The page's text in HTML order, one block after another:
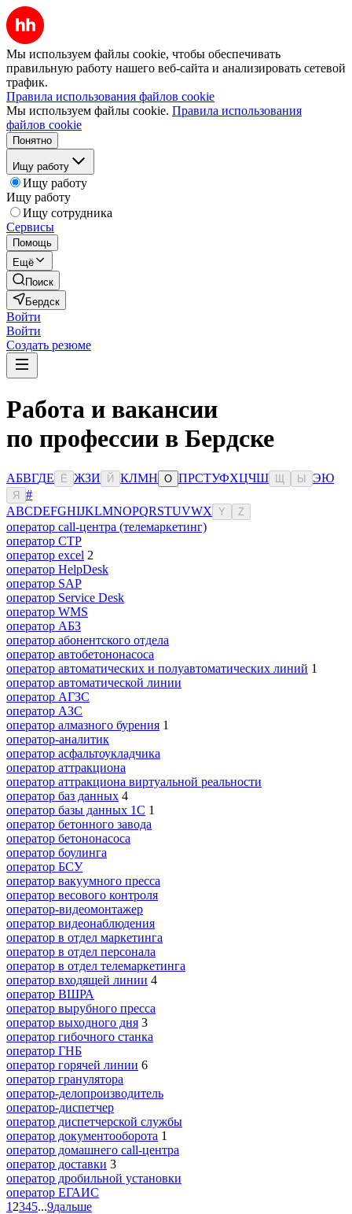
Мы используем файлы cookie, чтобы обеспечивать
правильную работу нашего веб-сайта и анализировать сетевой
трафик.
Правила использования файлов cookie
Мы используем файлы cookie. Правила использования
файлов cookie
Понятно
Ищу работу
Ищу работу
Ищу работу
Ищу сотрудника
Сервисы
Помощь
Ещё
Поиск
Бердск
Войти
Войти
Создать резюме
Работа и вакансии
по профессии в Бердске
АБВГДЕ Ё ЖЗИ Й КЛМН О ПРСТУФХЦЧШ Ы ЭЮ
Я
#
ABCDEFGHIJKLMNOPQRSTUVWX Y Z
оператор call-центра (телемаркетинг)
оператор CTP
оператор excel 2
оператор HelpDesk
оператор SAP
оператор Service Desk
оператор WMS
оператор АБЗ
оператор абонентского отдела
оператор автобетононасоса
оператор автоматических и полуавтоматических линий 1
оператор автоматической линии
оператор АГЗС
оператор АЗС
оператор алмазного бурения 1
оператор-аналитик
оператор асфальтоукладчика
оператор аттракциона
оператор аттракциона виртуальной реальности
оператор баз данных 4
оператор базы данных 1С 1
оператор бетонного завода
оператор бетононасоса
оператор боулинга
оператор БСУ
оператор вакуумного пресса
оператор весового контроля
оператор-видеомонтажер
оператор видеонаблюдения
оператор в отдел маркетинга
оператор в отдел персонала
оператор в отдел телемаркетинга
оператор входящей линии 4
оператор ВШРА
оператор вырубного пресса
оператор выходного дня 3
оператор гибочного станка
оператор ГНБ
оператор горячей линии 6
оператор гранулятора
оператор-делопроизводитель
оператор-диспетчер
оператор диспетчерской службы
оператор документооборота 1
оператор домашнего call-центра
оператор доставки 3
оператор дробильной установки
оператор ЕГАИС
1 2345...9дальше